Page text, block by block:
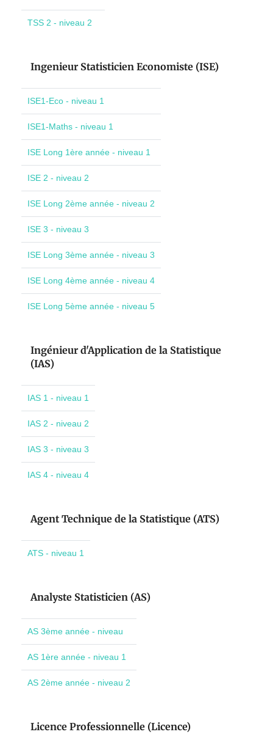
TSS 2 - niveau 2
Ingenieur Statisticien Economiste (ISE)
ISE1-Eco - niveau 1
ISE1-Maths - niveau 1
ISE Long 1ère année - niveau 1
ISE 2 - niveau 2
ISE Long 2ème année - niveau 2
ISE 3 - niveau 3
ISE Long 3ème année - niveau 3
ISE Long 4ème année - niveau 4
ISE Long 5ème année - niveau 5
Ingénieur d'Application de la Statistique
(IAS)
IAS 1 - niveau 1
IAS 2 - niveau 2
IAS 3 - niveau 3
IAS 4 - niveau 4
Agent Technique de la Statistique (ATS)
ATS - niveau 1
Analyste Statisticien (AS)
AS 3ème année - niveau
AS 1ère année - niveau 1
AS 2ème année - niveau 2
Licence Professionnelle (Licence)